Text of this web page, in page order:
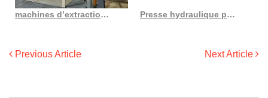
machines d’extraction de solvants d’huile machines à céréales et à huile au Costa Rica Presse hydraulique pour extraction d’huile de graines de neem, prix de gros
Previous Article Next Article